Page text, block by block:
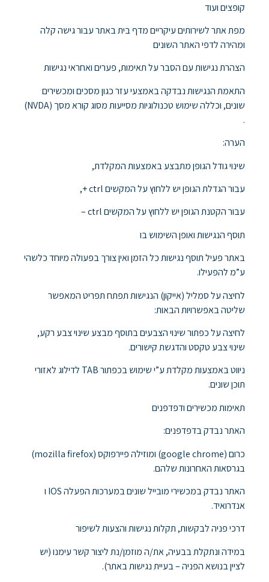
קופצים ועוד
מפת אתר לשירותים עיקריים מדף בית באתר עבור גישה קלה
ומהירה לדפי האתר השונים
הצהרת נגישות עם הסבר על תאימות, פערים ואחראי נגישות
התאמת הנגישות נבדקה באמצעי עזר כגון מסכים ומכשירים
שונים, וכללה שימוש טכנולוגיות מסייעות מסוג קורא מסך (NVDA)
.
הערה:
שינוי גודל הגופן מתבצע באמצעות המקלדת,
עבור הגדלת הגופן יש ללחוץ על המקשים ctrl +,
עבור הקטנת הגופן יש ללחוץ על המקשים ctrl –
תוסף הנגישות ואופן השימוש בו
באתר פעיל תוסף נגישות כל הזמן ואין צורך בפעולה מיוחד כלשהי
ע”מ להפעילו.
לחיצה על סמליל (אייקון) הנגישות תפתח תפריט המאפשר
שליטה באפשרויות הבאות:
לחיצה על כפתור שינוי הצבעים בתוסף מבצע שינוי צבע רקע,
שינוי צבע טקסט והדגשת קישורים.
ניווט באמצעות מקלדת ע”י שימוש בכפתור TAB לדילוג לאזורי
תוכן שונים.
תאימות מכשירים ודפדפנים
האתר נבדק בדפדפנים:
כרום (google chrome) ומוזילה פיירפוקס (mozilla firefox)
בגרסאות האחרונות שלהם.
האתר נבדק במכשירי מובייל שונים במערכות הפעלה IOS ו
אנדרואיד.
דרכי פניה לבקשות, תקלות נגישות והצעות לשיפור
במידה ונתקלת בבעיה, את/ה מוזמן/נת ליצור קשר עימנו (יש
לציין בנושא הפניה – בעיית נגישות באתר).